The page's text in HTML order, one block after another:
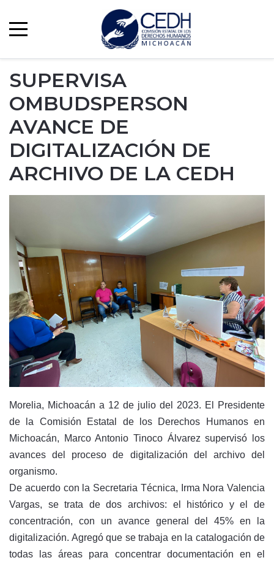
SUPERVISA
OMBUDSPERSON
AVANCE DE
DIGITALIZACIÓN DE
ARCHIVO DE LA CEDH
Morelia, Michoacán a 12 de julio del 2023. El Presidente
de la Comisión Estatal de los Derechos Humanos en
Michoacán, Marco Antonio Tinoco Álvarez supervisó los
avances del proceso de digitalización del archivo del
organismo.
De acuerdo con la Secretaria Técnica, Irma Nora Valencia
Vargas, se trata de dos archivos: el histórico y el de
concentración, con un avance general del 45% en la
digitalización. Agregó que se trabaja en la catalogación de
todas las áreas para concentrar documentación en el